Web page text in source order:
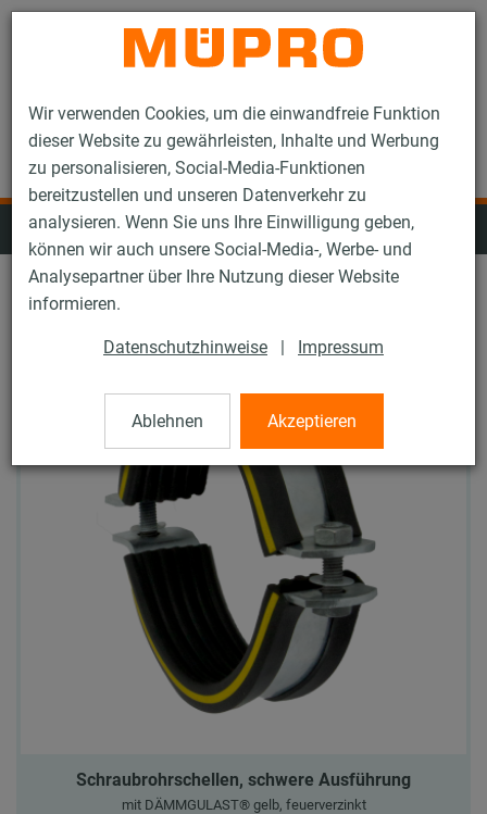
Wir verwenden Cookies, um die einwandfreie Funktion
dieser Website zu gewährleisten, Inhalte und Werbung
zu personalisieren, Social-Media-Funktionen
bereitzustellen und unseren Datenverkehr zu
analysieren. Wenn Sie uns Ihre Einwilligung geben,
können wir auch unsere Social-Media-, Werbe- und
Analysepartner über Ihre Nutzung dieser Website
informieren.
Datenschutzhinweise | Impressum
Ablehnen Akzeptieren
Kontakt
Feuerverzinkte Schallschutzprodukte
Schraubrohrschellen, schwere Ausführung
mit DÄMMGULAST® gelb, feuerverzinkt